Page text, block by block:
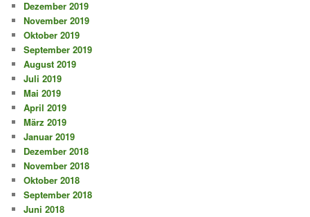
Dezember 2019
November 2019
Oktober 2019
September 2019
August 2019
Juli 2019
Mai 2019
April 2019
März 2019
Januar 2019
Dezember 2018
November 2018
Oktober 2018
September 2018
Juni 2018